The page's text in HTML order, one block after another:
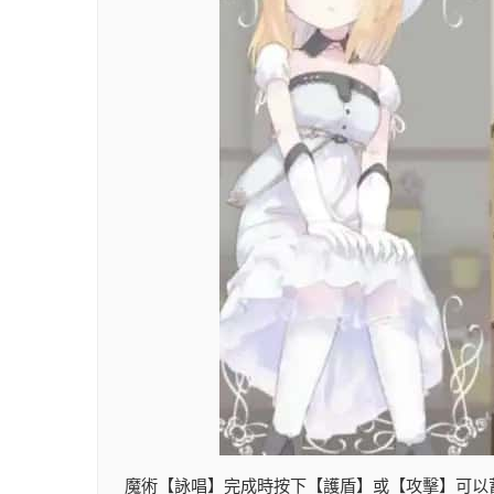
魔術【詠唱】完成時按下【護盾】或【攻擊】可以